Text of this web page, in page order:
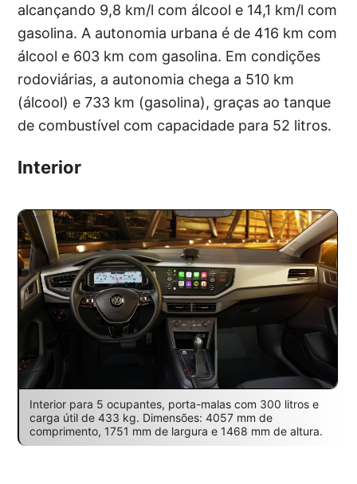
alcançando 9,8 km/l com álcool e 14,1 km/l com
gasolina. A autonomia urbana é de 416 km com
álcool e 603 km com gasolina. Em condições
rodoviárias, a autonomia chega a 510 km
(álcool) e 733 km (gasolina), graças ao tanque
de combustível com capacidade para 52 litros.
Interior
Interior para 5 ocupantes, porta-malas com 300 litros e
carga útil de 433 kg. Dimensões: 4057 mm de
comprimento, 1751 mm de largura e 1468 mm de altura.